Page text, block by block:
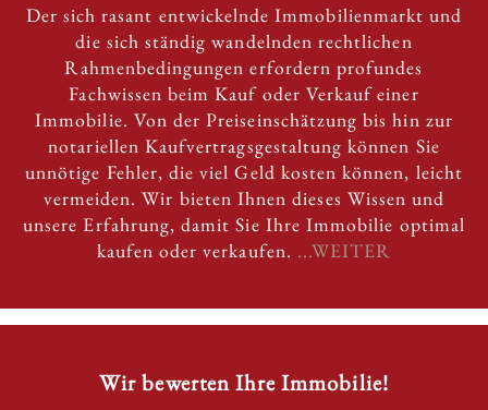
Der sich rasant entwickelnde Immobilienmarkt und
die sich ständig wandelnden rechtlichen
Rahmenbedingungen erfordern profundes
Fachwissen beim Kauf oder Verkauf einer
Immobilie. Von der Preiseinschätzung bis hin zur
notariellen Kaufvertragsgestaltung können Sie
unnötige Fehler, die viel Geld kosten können, leicht
vermeiden. Wir bieten Ihnen dieses Wissen und
unsere Erfahrung, damit Sie Ihre Immobilie optimal
kaufen oder verkaufen. ...WEITER
Wir bewerten Ihre Immobilie!